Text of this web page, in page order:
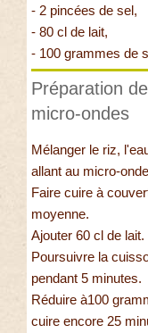
- 2 pincées de sel,
- 80 cl de lait,
- 100 grammes de
Préparation
micro-ondes
Mélanger le riz,
allant au micro-
Faire cuire à
moyenne.
Ajouter 60 cl de lait.
Poursuivre la
pendant 5 minutes.
Réduire à100
cuire encore 25